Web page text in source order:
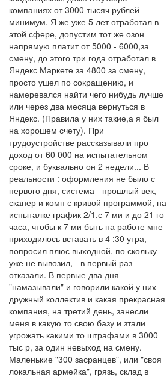
компаниях от 3000 тысяч рублей
минимум. Я же уже 5 лет отработал в
этой сфере, допустим тот же озон
напрямую платит от 5000 - 6000,за
смену, до этого три года отработал в
Яндекс Маркете за 4800 за смену,
просто ушел по сокращению, и
намеревался найти чего нибудь лучше
или через два месяца вернуться в
Яндекс. (Правила у них такие,а я был
на хорошем счету). При
трудоустройстве рассказывали про
доход от 60 000 на испытательном
сроке, и буквально он 2 недели... В
реальности : оформления не было с
первого дня, система - прошлый век,
сканер и комп с кривой программой, на
испыталке график 2/1,с 7 ми и до 21 го
часа, чтобы к 7 ми быть на работе мне
приходилось вставать в 4 :30 утра,
попросил плюс выходной, по скольку
уже не вывозил, - в первый раз
отказали. В первые два дня
"намазывали" и говорили какой у них
дружный коллектив и какая прекрасная
компания, на третий день, занесли
меня в какую то свою базу и зтали
угрожать какими то штрафами в 3000
тыс р, за один невыход на смену.
Маленькие "300 засранцев", или "своя
локальная армейка", грязь, склад в